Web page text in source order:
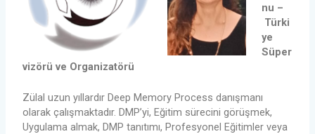
nu –
Türki
ye
Süper
vizörü ve Organizatörü
Zülal uzun yıllardır Deep Memory Process danışmanı
olarak çalışmaktadır.DMP’yi, Eğitim sürecini görüşmek,
Uygulama almak, DMP tanıtımı, Profesyonel Eğitimler veya